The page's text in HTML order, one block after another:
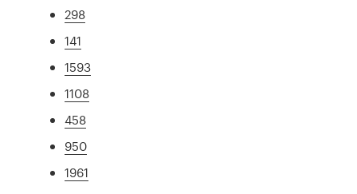
298
141
1593
1108
458
950
1961